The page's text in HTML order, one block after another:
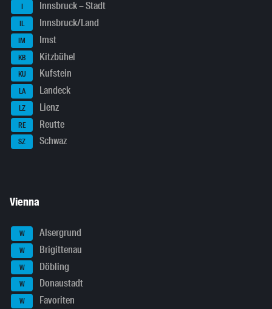
I Innsbruck – Stadt
IL Innsbruck/Land
IM Imst
KB Kitzbühel
KU Kufstein
LA Landeck
LZ Lienz
RE Reutte
SZ Schwaz
Vienna
W Alsergrund
W Brigittenau
W Döbling
W Donaustadt
W Favoriten